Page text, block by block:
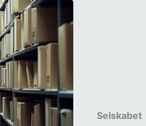
Selskabet